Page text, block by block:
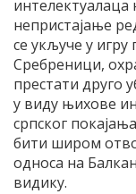
интелектуалаца
непристајање
се укључе у
Сребреници,
престати друго
у виду њихове
српског
бити широм
односа на
видику.